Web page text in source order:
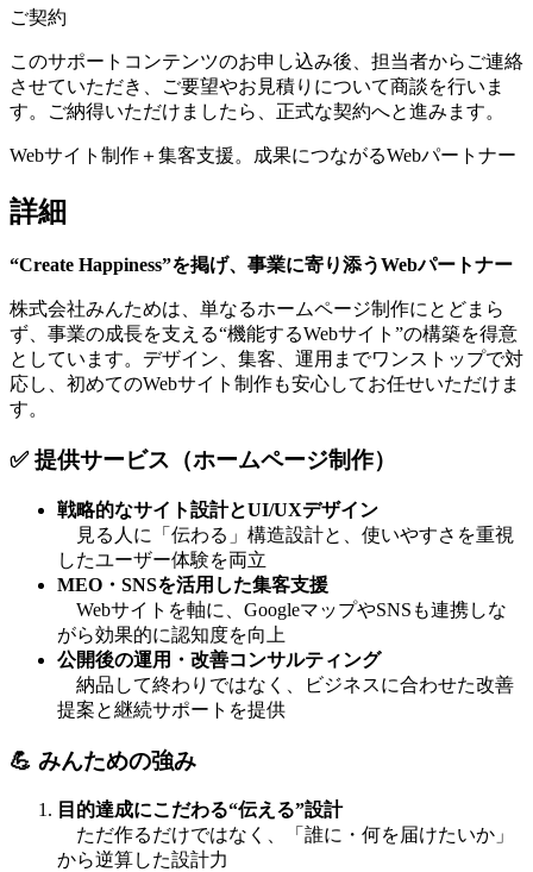
ご契約
このサポートコンテンツのお申し込み後、担当者からご連絡
させていただき、ご要望やお見積りについて商談を行いま
す。ご納得いただけましたら、正式な契約へと進みます。
Webサイト制作＋集客支援。成果につながるWebパートナー
詳細
“Create Happiness”を掲げ、事業に寄り添うWebパートナー
株式会社みんためは、単なるホームページ制作にとどまら
ず、事業の成長を支える“機能するWebサイト”の構築を得意
としています。デザイン、集客、運用までワンストップで対
応し、初めてのWebサイト制作も安心してお任せいただけま
す。
✅ 提供サービス（ホームページ制作）
戦略的なサイト設計とUI/UXデザイン
見る人に「伝わる」構造設計と、使いやすさを重視
したユーザー体験を両立
MEO・SNSを活用した集客支援
Webサイトを軸に、GoogleマップやSNSも連携しな
がら効果的に認知度を向上
公開後の運用・改善コンサルティング
納品して終わりではなく、ビジネスに合わせた改善
提案と継続サポートを提供
💪 みんための強み
目的達成にこだわる“伝える”設計
ただ作るだけではなく、「誰に・何を届けたいか」
から逆算した設計力